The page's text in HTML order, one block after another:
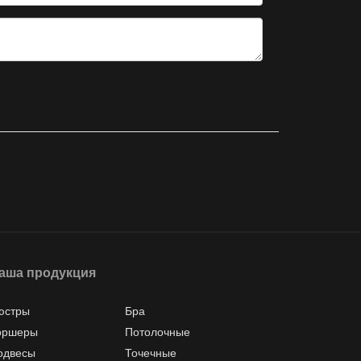
продукция
Бра
Потолочные
Точечные